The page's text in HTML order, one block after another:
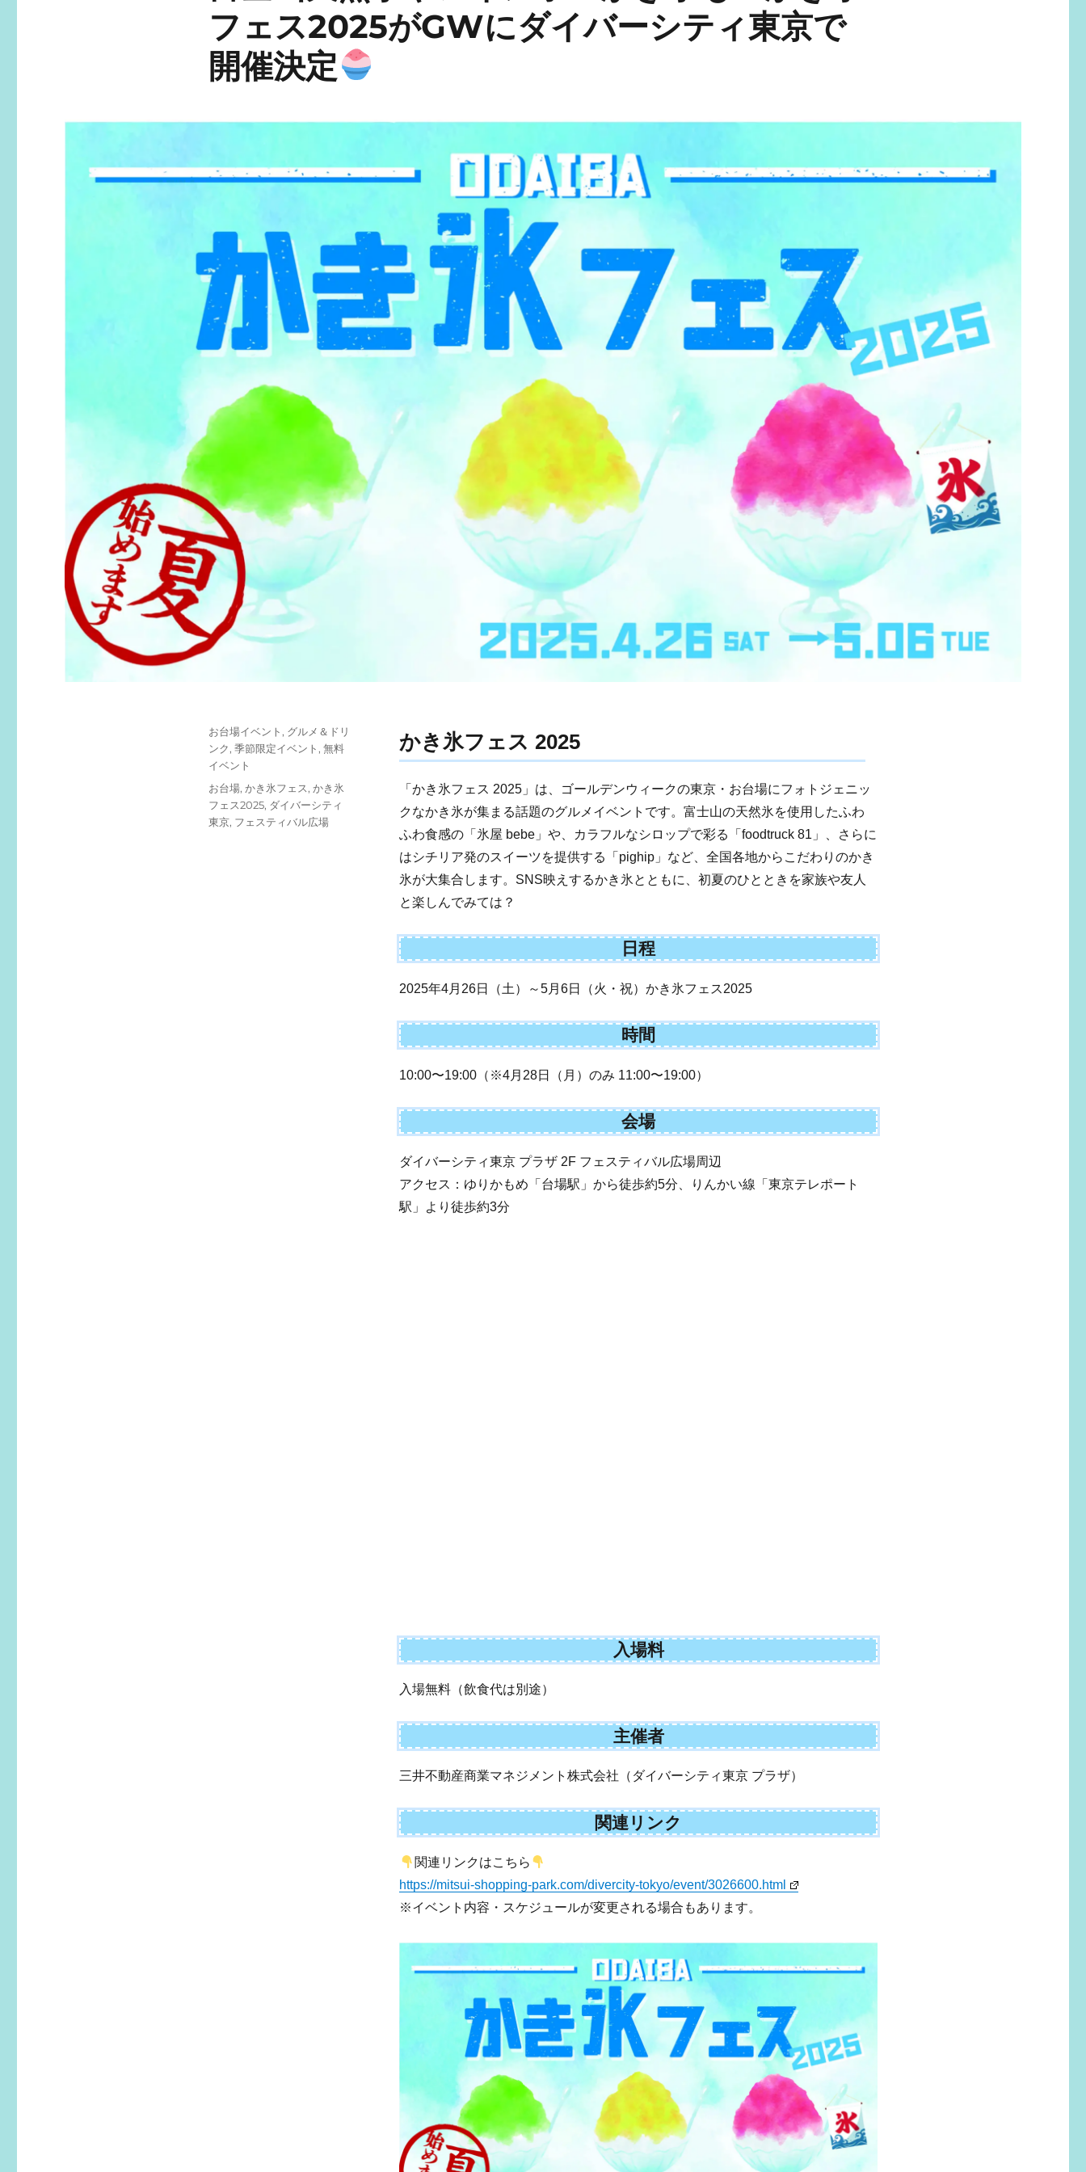
フェス2025がGWにダイバーシティ東京で
開催決定
かき氷フェス 2025
「かき氷フェス 2025」は、ゴールデンウィークの東京・お台場にフォトジェニッ
クなかき氷が集まる話題のグルメイベントです。富士山の天然氷を使用したふわ
ふわ食感の「氷屋 bebe」や、カラフルなシロップで彩る「foodtruck 81」、さらに
はシチリア発のスイーツを提供する「pighip」など、全国各地からこだわりのかき
氷が大集合します。SNS映えするかき氷とともに、初夏のひとときを家族や友人
と楽しんでみては？
日程
2025年4月26日（土）～5月6日（火・祝）かき氷フェス2025
時間
10:00〜19:00（※4月28日（月）のみ 11:00〜19:00）
会場
ダイバーシティ東京 プラザ 2F フェスティバル広場周辺
アクセス：ゆりかもめ「台場駅」から徒歩約5分、りんかい線「東京テレポート
駅」より徒歩約3分
入場料
入場無料（飲食代は別途）
主催者
三井不動産商業マネジメント株式会社（ダイバーシティ東京 プラザ）
関連リンク
関連リンクはこちら
https://mitsui-shopping-park.com/divercity-tokyo/event/3026600.html
※イベント内容・スケジュールが変更される場合もあります。
投
稿
日:
カ
テ
ゴ
リ
ー
お台場イベント, グルメ＆ドリ
ンク, 季節限定イベント, 無料
イベント
タ
グ
お台場, かき氷フェス, かき氷
フェス2025, ダイバーシティ
東京, フェスティバル広場